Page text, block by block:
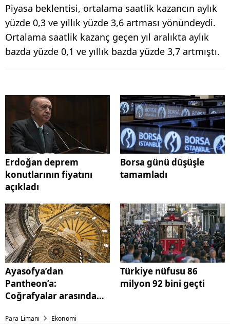
Piyasa beklentisi, ortalama saatlik kazancın aylık
yüzde 0,3 ve yıllık yüzde 3,6 artması yönündeydi.
Ortalama saatlik kazanç geçen yıl aralıkta aylık
bazda yüzde 0,1 ve yıllık bazda yüzde 3,7 artmıştı.
Erdoğan deprem
konutlarının fiyatını
açıkladı
Borsa günü düşüşle
tamamladı
Ayasofya’dan
Pantheon’a:
Coğrafyalar arasında
Türkiye nüfusu 86
milyon 92 bini geçti
Para Limanı Ekonomi